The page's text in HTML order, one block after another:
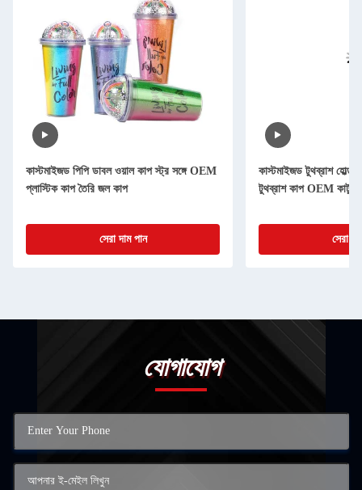
কাস্টমাইজড পিপি ডাবল ওয়াল কাপ স্ট্র সঙ্গে OEM
প্লাস্টিক কাপ তৈরি জল কাপ
সেরা দাম পান
কাস্টমাইজড টুথব্রাশ হোল্ডার
টুথব্রাশ কাপ OEM কার্টুন
সেরা
যোগাযোগ